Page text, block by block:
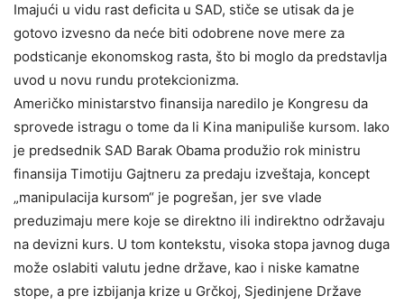
Imajući u vidu rast deficita u SAD, stiče se utisak da je
gotovo izvesno da neće biti odobrene nove mere za
podsticanje ekonomskog rasta, što bi moglo da predstavlja
uvod u novu rundu protekcionizma.
Američko ministarstvo finansija naredilo je Kongresu da
sprovede istragu o tome da li Kina manipuliše kursom. Iako
je predsednik SAD Barak Obama produžio rok ministru
finansija Timotiju Gajtneru za predaju izveštaja, koncept
„manipulacija kursom“ je pogrešan, jer sve vlade
preduzimaju mere koje se direktno ili indirektno održavaju
na devizni kurs. U tom kontekstu, visoka stopa javnog duga
može oslabiti valutu jedne države, kao i niske kamatne
stope, a pre izbijanja krize u Grčkoj, Sjedinjene Države